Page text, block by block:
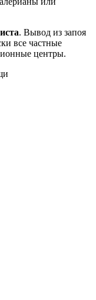
. Вывод из запоя
все частные
центры.